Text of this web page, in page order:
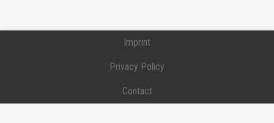
Imprint
Privacy Policy
Contact